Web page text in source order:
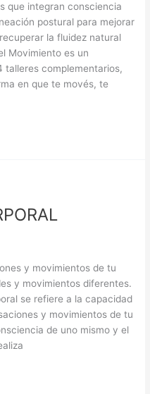
que integran consciencia
postural para mejorar
la fluidez natural
Movimiento es un
talleres complementarios,
en que te movés, te
y movimientos de tu
y movimientos diferentes.
se refiere a la capacidad
y movimientos de tu
de uno mismo y el